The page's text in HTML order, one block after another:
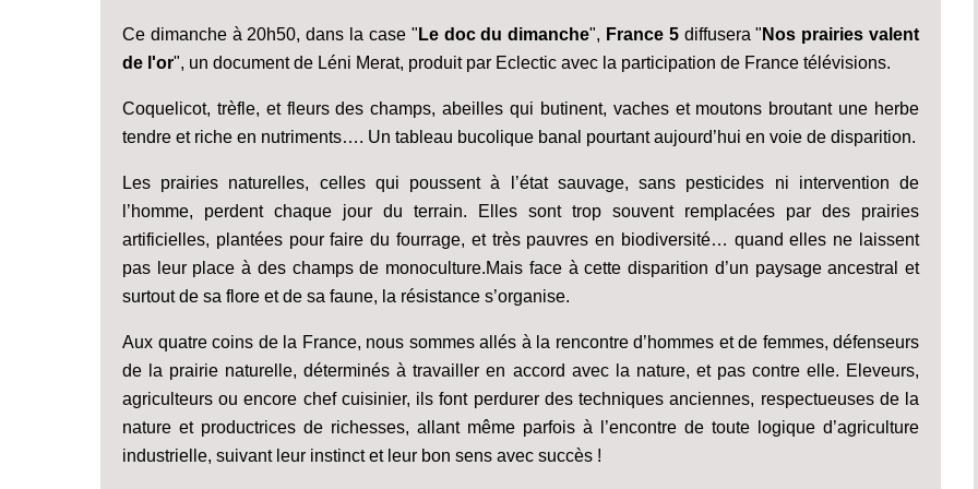
Ce dimanche à 20h50, dans la case " Le doc du dimanche", France 5diffusera " Nos prairies valent
de l'or", un document de Léni Merat, produit par Eclectic avec la participation de France télévisions.
Coquelicot, trèfle, et fleurs des champs, abeilles qui butinent, vaches et moutons broutant une herbe
tendre et riche en nutriments…. Un tableau bucolique banal pourtant aujourd’hui en voie de disparition.
Les prairies naturelles, celles qui poussent à l’état sauvage, sans pesticides ni intervention de
l’homme, perdent chaque jour du terrain. Elles sont trop souvent remplacées par des prairies
artificielles, plantées pour faire du fourrage, et très pauvres en biodiversité… quand elles ne laissent
pas leur place à des champs de monoculture.Mais face à cette disparition d’un paysage ancestral et
surtout de sa flore et de sa faune, la résistance s’organise.
Aux quatre coins de la France, nous sommes allés à la rencontre d’hommes et de femmes, défenseurs
de la prairie naturelle, déterminés à travailler en accord avec la nature, et pas contre elle. Eleveurs,
agriculteurs ou encore chef cuisinier, ils font perdurer des techniques anciennes, respectueuses de la
nature et productrices de richesses, allant même parfois à l’encontre de toute logique d’agriculture
industrielle, suivant leur instinct et leur bon sens avec succès !